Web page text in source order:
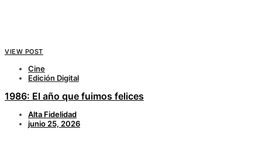
VIEW POST
Cine
Edición Digital
1986: El año que fuimos felices
Alta Fidelidad
junio 25, 2026